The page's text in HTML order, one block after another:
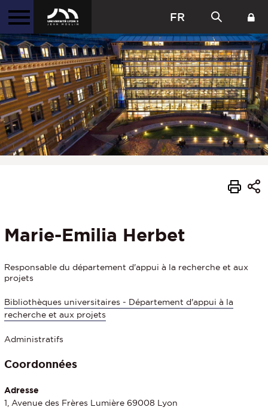
FR
Marie-Emilia Herbet
Responsable du département d'appui à la recherche et aux
projets
Bibliothèques universitaires - Département d'appui à la
recherche et aux projets
Administratifs
Coordonnées
Adresse
1, Avenue des Frères Lumière 69008 Lyon